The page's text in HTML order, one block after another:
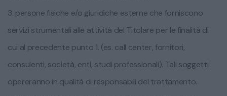
3. persone fisiche e/o giuridiche esterne che forniscono
servizi strumentali alle attività del Titolare per le finalità di
cui al precedente punto 1. (es. call center, fornitori,
consulenti, società, enti, studi professionali). Tali soggetti
opereranno in qualità di responsabili del trattamento.